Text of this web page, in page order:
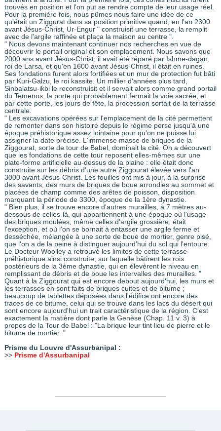
trouvés en position et l'on put se rendre compte de leur usage réel.
Pour la première fois, nous pûmes nous faire une idée de ce
qu'était un Ziggurat dans sa position primitive quand, en l'an 2300
avant Jésus-Christ, Ur-Engur " construisit une terrasse, la remplit
avec de l'argile raffinée et plaça la maison au centre ".
" Nous devons maintenant continuer nos recherches en vue de
découvrir le portail original et son emplacement. Nous savons que
2000 ans avant Jésus-Christ, il avait été réparé par Ishme-dagan,
roi de Larsa, et qu'en 1600 avant Jésus-Christ, il était en ruines.
Ses fondations furent alors fortifiées et un mur de protection fut bâti
par Kuri-Galzu, le roi kassite. Un millier d'années plus tard,
Sinbalatsu-ikbi le reconstruisit et il servait alors comme grand portail
du Temenos, la porte qui probablement fermait la voie sacrée, et
par cette porte, les jours de fête, la procession sortait de la terrasse
centrale.
" Les excavations opérées sur l'emplacement de la cité permettent
de remonter dans son histoire depuis le régime perse jusqu'à une
époque préhistorique assez lointaine pour qu'on ne puisse lui
assigner la date précise. L'immense masse de briques de la
Ziggourat, sorte de tour de Babel, dominait la cité. On a découvert
que les fondations de cette tour reposent elles-mêmes sur une
plate-forme artificielle au-dessus de la plaine : elle était donc
construite sur les débris d'une autre Ziggourat élevée vers l'an
3000 avant Jésus-Christ. Les fouilles ont mis à jour, à la surprise
des savants, des murs de briques de boue arrondies au sommet et
placées de champ comme des arêtes de poisson, disposition
marquant la période de 3300, époque de la 1ère dynastie.
" Bien plus, il se trouve encore d'autres murailles, à 7 mètres au-
dessous de celles-là, qui appartiennent à une époque où l'usage
des briques moulées, même celles d'argile grossière, était
l'exception, et où l'on se bornait à entasser une argile ferme et
desséchée, mélangée à une sorte de boue de mortier, genre pisé,
que l'on a de la peine à distinguer aujourd'hui du sol qui l'entoure.
Le Docteur Woolley a retrouvé les limites de cette terrasse
préhistorique ainsi construite, sur laquelle bâtirent les rois
postérieurs de la 3ème dynastie, qui en élevèrent le niveau en
remplissant de débris et de boue les intervalles des murailles. "
Quant à la Ziggourat qui est encore debout aujourd'hui, les murs et
les terrasses en sont faits de briques cuites et de bitume ;
beaucoup de tablettes déposées dans l'édifice ont encore des
traces de ce bitume, celui qui se trouve dans les lacs du désert qui
sont encore aujourd'hui un trait caractéristique de la région. C'est
exactement la matière dont parle la Genèse (Chap. 11 v. 3) à
propos de la Tour de Babel : "La brique leur tint lieu de pierre et le
bitume de mortier. "
Prisme du Louvre d'Assurbanipal :
>> Prisme d'Assurbanipal